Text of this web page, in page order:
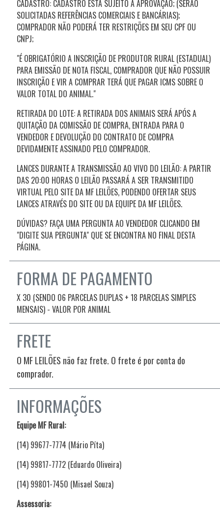
CADASTRO: CADASTRO ESTÁ SUJEITO A APROVAÇÃO; (SERÃO
SOLICITADAS REFERÊNCIAS COMERCIAIS E BANCÁRIAS);
COMPRADOR NÃO PODERÁ TER RESTRIÇÕES EM SEU CPF OU
CNPJ;
"É OBRIGATÓRIO A INSCRIÇÃO DE PRODUTOR RURAL (ESTADUAL)
PARA EMISSÃO DE NOTA FISCAL, COMPRADOR QUE NÃO POSSUIR
INSCRIÇÃO E VIR A COMPRAR TERÁ QUE PAGAR ICMS SOBRE O
VALOR TOTAL DO ANIMAL."
RETIRADA DO LOTE: A RETIRADA DOS ANIMAIS SERÁ APÓS A
QUITAÇÃO DA COMISSÃO DE COMPRA, ENTRADA PARA O
VENDEDOR E DEVOLUÇÃO DO CONTRATO DE COMPRA
DEVIDAMENTE ASSINADO PELO COMPRADOR.
LANCES DURANTE A TRANSMISSÃO AO VIVO DO LEILÃO: A PARTIR
DAS 20:00 HORAS O LEILÃO PASSARÁ A SER TRANSMITIDO
VIRTUAL PELO SITE DA MF LEILÕES, PODENDO OFERTAR SEUS
LANCES ATRAVÉS DO SITE OU DA EQUIPE DA MF LEILÕES.
DÚVIDAS? FAÇA UMA PERGUNTA AO VENDEDOR CLICANDO EM
"DIGITE SUA PERGUNTA" QUE SE ENCONTRA NO FINAL DESTA
PÁGINA.
FORMA DE PAGAMENTO
X 30 (SENDO 06 PARCELAS DUPLAS + 18 PARCELAS SIMPLES
MENSAIS) - VALOR POR ANIMAL
FRETE
O MF LEILÕES não faz frete. O frete é por conta do
comprador.
INFORMAÇÕES
Equipe MF Rural:
(14) 99677-7774 (Mário Píta)
(14) 99817-7772 (Eduardo Oliveira)
(14) 99801-7450 (Misael Souza)
Assessoria: